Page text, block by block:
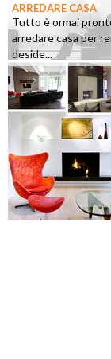
ARREDARE CASA
Tutto è ormai
arredare casa per
deside...